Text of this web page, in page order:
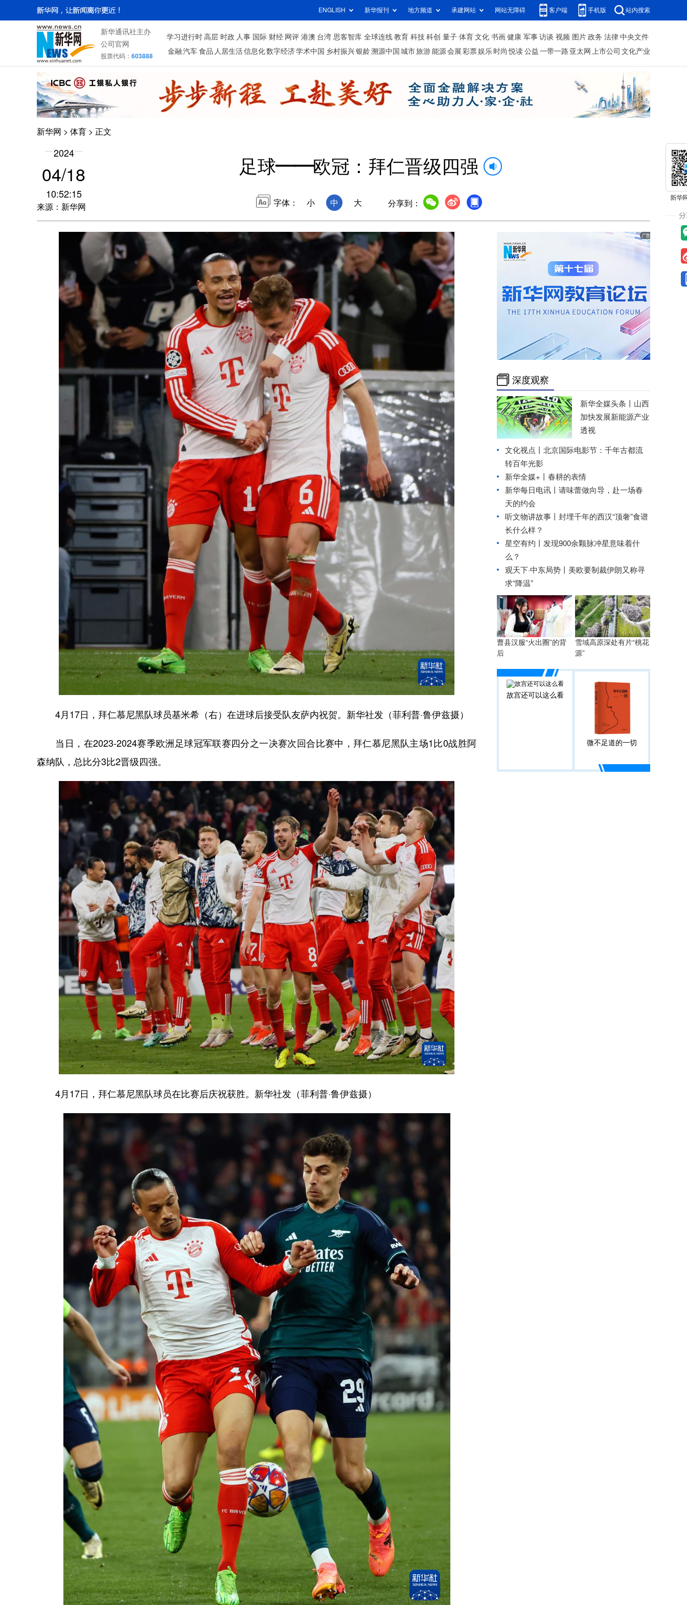
ENGLISH 新华报刊 地方频道 承建网站 网站无障碍 客户端 手机版 站内搜索
新华通讯社主办
公司官网
股票代码： 603888
学习进行时 高层 时政 人事 国际 财经 网评 港澳 台湾 思客智库 全球连线 教育 科技 科创 量子 体育 文化 书画 健康 军事 访谈 视频 图片 政务 法律 中央文件
金融 汽车 食品 人居生活信息化数字经济学术中国 乡村振兴银龄溯源中国 城市旅游 能源 会展 彩票娱乐 时尚 悦读 公益 一带一路 亚太网 上市公司 文化产业
新华网 > 体育 > 正文
2024
04/18
10:52:15
来源：新华网
足球——欧冠：拜仁晋级四强
字体： 小 中 大 分享到：
4月17日，拜仁慕尼黑队球员基米希（右）在进球后接受队友萨内祝贺。新华社发（菲利普·鲁伊兹摄）
当日，在2023-2024赛季欧洲足球冠军联赛四分之一决赛次回合比赛中，拜仁慕尼黑队主场1比0战胜阿
森纳队，总比分3比2晋级四强。
4月17日，拜仁慕尼黑队球员在比赛后庆祝获胜。新华社发（菲利普·鲁伊兹摄）
深度观察
新华全媒头条丨 山西
加快发展新能源产业
透视
文化视点丨北京国际电影节：千年古都流
转百年光影
新华全媒+丨 春耕的表情
新华每日电讯丨 请味蕾做向导，赴一场春
天的约会
听文物讲故事丨封埋千年的西汉“顶奢”食谱
长什么样？
星空有约丨 发现900余颗脉冲星意味着什
么？
观天下·中东局势丨美欧要制裁伊朗又称寻
求“降温”
曹县汉服“火出圈”的背
后
雪域高原深处有片“桃花
源”
故宫还可以这么看
微不足道的一切